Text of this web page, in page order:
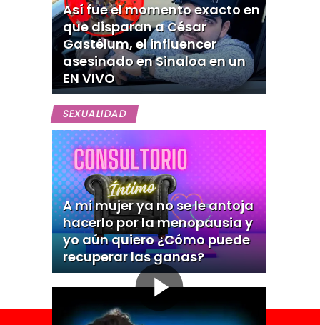
Así fue el momento exacto en
que disparan a César
Gastélum, el influencer
asesinado en Sinaloa en un
EN VIVO
SEXUALIDAD
A mi mujer ya no se le antoja
hacerlo por la menopausia y
yo aún quiero ¿Cómo puede
recuperar las ganas?